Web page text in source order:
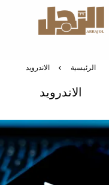
الرئيسية الاندرويد
الاندرويد